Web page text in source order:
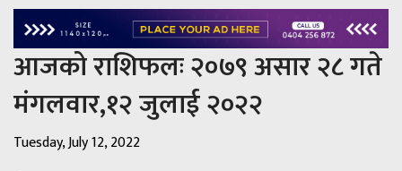
आजको राशिफलः २०७९ असार २८ गते
मंगलवार,१२ जुलाई २०२२
Tuesday, July 12, 2022